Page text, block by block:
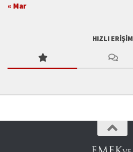
« Mar
HIZLI ERIŞIM